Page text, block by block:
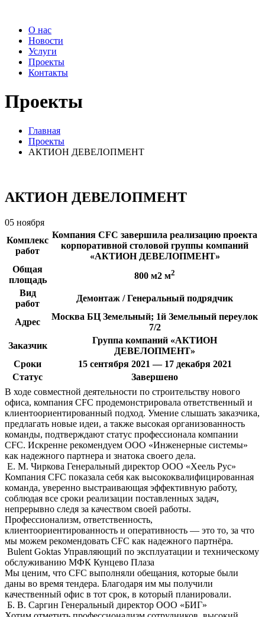
О нас
Новости
Услуги
Проекты
Контакты
Проекты
Главная
Проекты
АКТИОН ДЕВЕЛОПМЕНТ
АКТИОН ДЕВЕЛОПМЕНТ
05 ноября
Комплекс
работ
Компания CFC завершила реализацию проекта
корпоративной столовой группы компаний
«АКТИОН ДЕВЕЛОПМЕНТ»
Общая
площадь
800 м2 м2
Вид
работ
Демонтаж / Генеральный подрядчик
Адрес
Москва БЦ Земельный; 1й Земельный переулок
7/2
Заказчик
Группа компаний «АКТИОН
ДЕВЕЛОПМЕНТ»
Сроки
15 сентября 2021 — 17 декабря 2021
Статус
Завершено
В ходе совместной деятельности по строительству нового
офиса, компания CFC продемонстрировала ответственный и
клиентоориентированный подход. Умение слышать заказчика,
предлагать новые идеи, а также высокая организованность
команды, подтверждают статус профессионала компании
CFC. Искренне рекомендуем ООО «Инженерные системы»
как надежного партнера и знатока своего дела.
Е. М. Чиркова Генеральный директор ООО «Хеель Рус»
Компания CFC показала себя как высококвалифицированная
команда, уверенно выстраивающая эффективную работу,
соблюдая все сроки реализации поставленных задач,
непрерывно следя за качеством своей работы.
Профессионализм, ответственность,
клиентоориентированность и оперативность — это то, за что
мы можем рекомендовать CFC как надежного партнёра.
Bulent Goktas Управляющий по эксплуатации и техническому
обслуживанию МФК Кунцево Плаза
Мы ценим, что CFC выполняли обещания, которые были
даны во время тендера. Благодаря им мы получили
качественный офис в тот срок, в который планировали.
Б. В. Саргин Генеральный директор OOO «БИГ»